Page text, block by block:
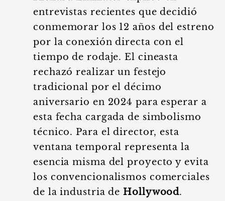
entrevistas recientes que decidió
conmemorar los 12 años del estreno
por la conexión directa con el
tiempo de rodaje. El cineasta
rechazó realizar un festejo
tradicional por el décimo
aniversario en 2024 para esperar a
esta fecha cargada de simbolismo
técnico. Para el director, esta
ventana temporal representa la
esencia misma del proyecto y evita
los convencionalismos comerciales
de la industria deHollywood.